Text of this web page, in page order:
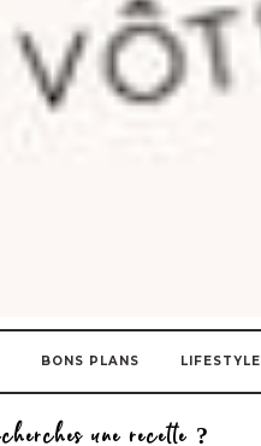
BONS PLANS LIFESTYLE